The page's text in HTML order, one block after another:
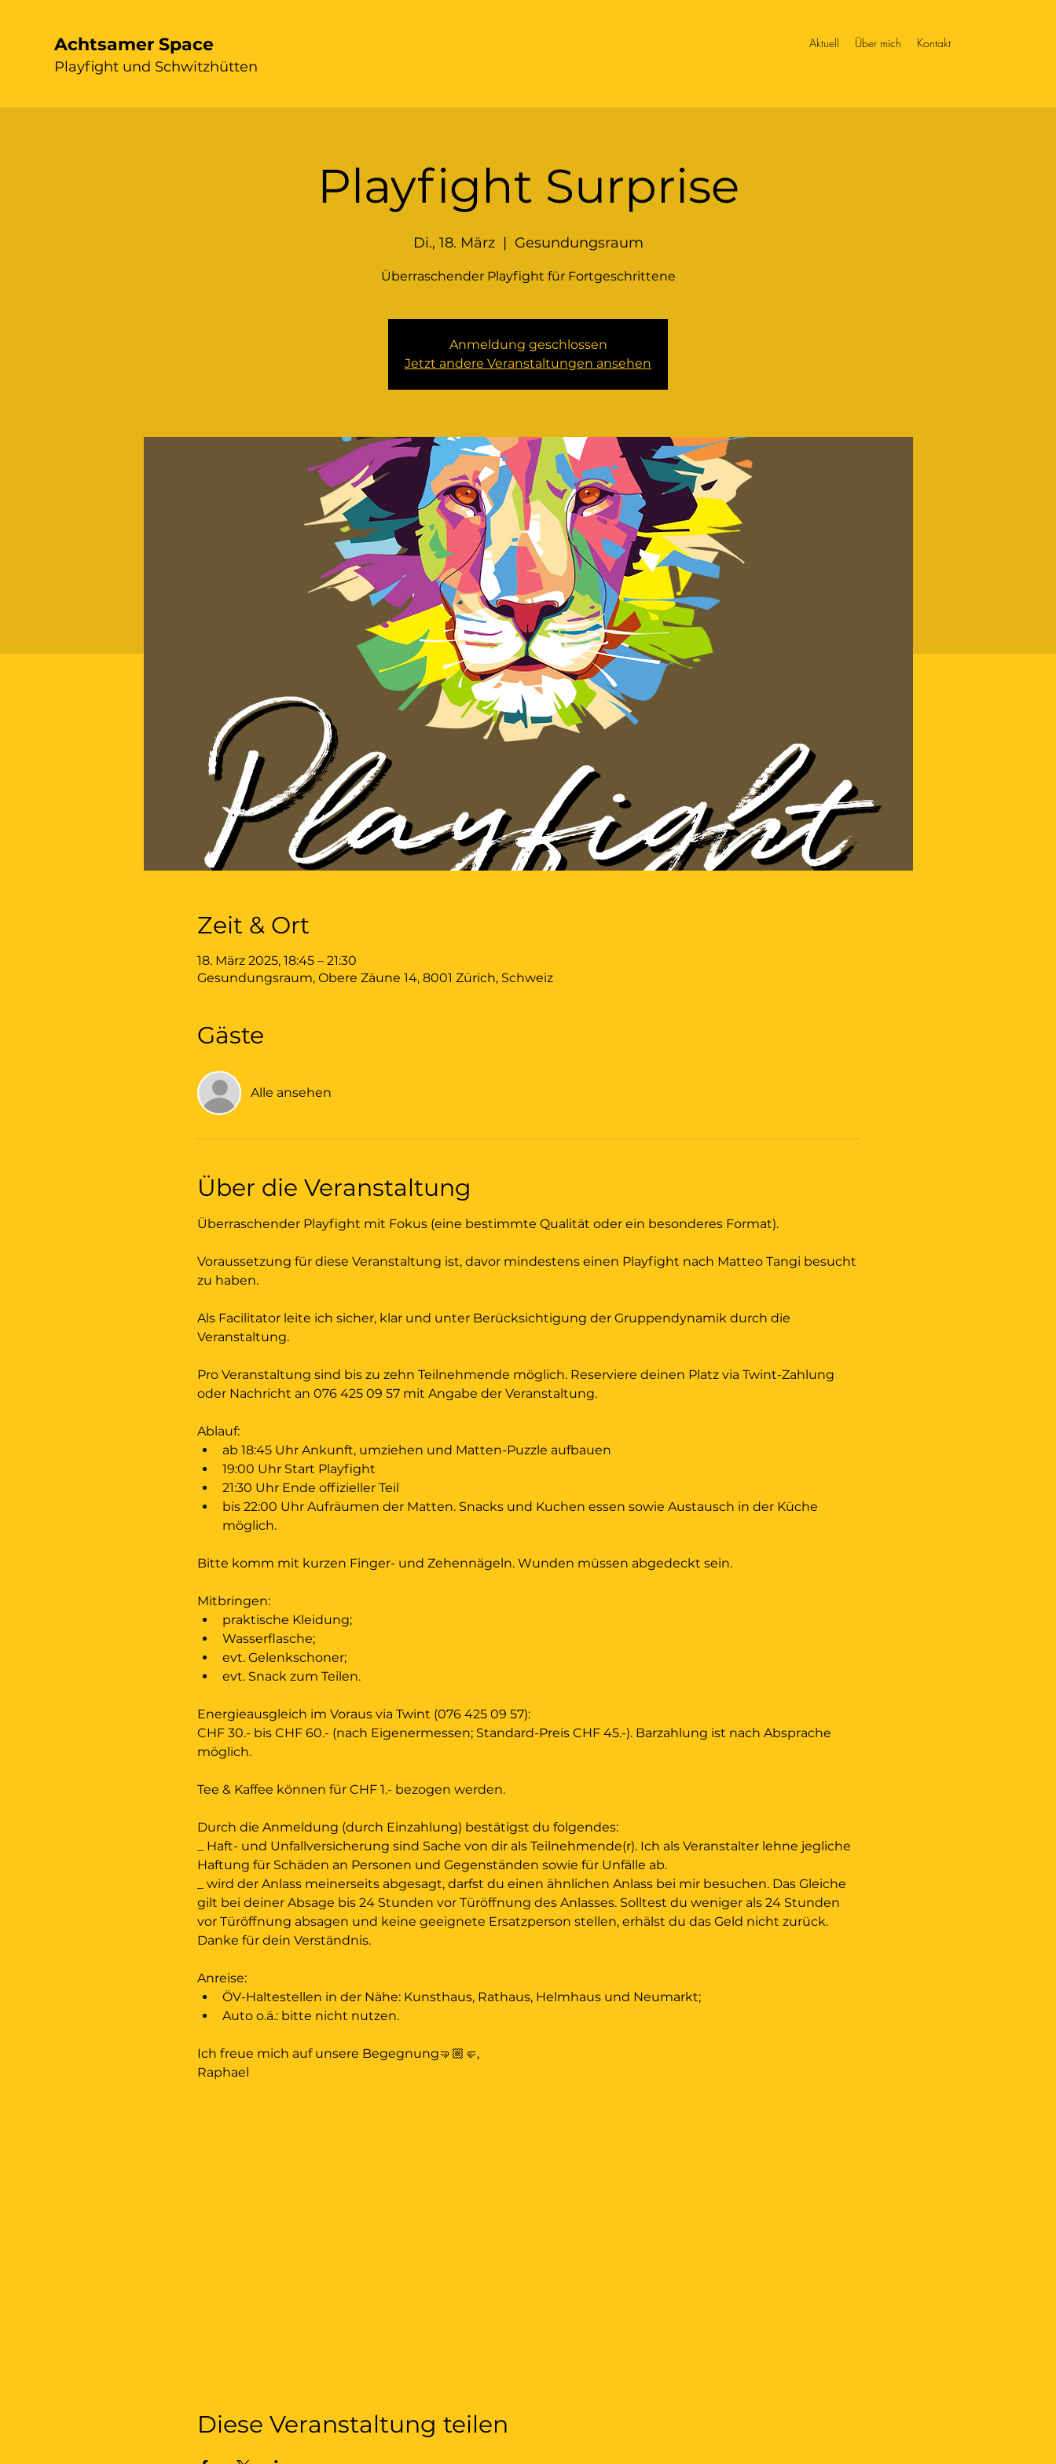
Achtsamer Space
Playfight und Schwitzhütten
Aktuell Über mich Kontakt
Playfight Surprise
Di., 18. März
  |
Gesundungsraum
Überraschender Playfight für Fortgeschrittene
Anmeldung geschlossen
Jetzt andere Veranstaltungen ansehen
Zeit & Ort
18. März 2025, 18:45 – 21:30
Gesundungsraum, Obere Zäune 14, 8001 Zürich, Schweiz
Gäste
Alle ansehen
Über die Veranstaltung
Überraschender Playfight mit Fokus (eine bestimmte Qualität oder ein besonderes Format).
Voraussetzung für diese Veranstaltung ist, davor mindestens einen Playfight nach Matteo Tangi besucht
zu haben.
Als Facilitator leite ich sicher, klar und unter Berücksichtigung der Gruppendynamik durch die
Veranstaltung.
Pro Veranstaltung sind bis zu zehn Teilnehmende möglich. Reserviere deinen Platz via Twint-Zahlung
oder Nachricht an 076 425 09 57 mit Angabe der Veranstaltung.
Ablauf:
ab 18:45 Uhr Ankunft, umziehen und Matten-Puzzle aufbauen
19:00 Uhr Start Playfight
21:30 Uhr Ende offizieller Teil
bis 22:00 Uhr Aufräumen der Matten. Snacks und Kuchen essen sowie Austausch in der Küche
möglich.
Bitte komm mit kurzen Finger- und Zehennägeln. Wunden müssen abgedeckt sein.
Mitbringen:
praktische Kleidung;
Wasserflasche;
evt. Gelenkschoner;
evt. Snack zum Teilen.
Energieausgleich im Voraus via Twint (076 425 09 57):
CHF 30.- bis CHF 60.- (nach Eigenermessen; Standard-Preis CHF 45.-). Barzahlung ist nach Absprache
möglich.
Tee & Kaffee können für CHF 1.- bezogen werden.
Durch die Anmeldung (durch Einzahlung) bestätigst du folgendes:
_ Haft- und Unfallversicherung sind Sache von dir als Teilnehmende(r). Ich als Veranstalter lehne jegliche
Haftung für Schäden an Personen und Gegenständen sowie für Unfälle ab.
_ wird der Anlass meinerseits abgesagt, darfst du einen ähnlichen Anlass bei mir besuchen. Das Gleiche
gilt bei deiner Absage bis 24 Stunden vor Türöffnung des Anlasses. Solltest du weniger als 24 Stunden
vor Türöffnung absagen und keine geeignete Ersatzperson stellen, erhälst du das Geld nicht zurück.
Danke für dein Verständnis.
Anreise:
ÖV-Haltestellen in der Nähe: Kunsthaus, Rathaus, Helmhaus und Neumarkt;
Auto o.ä.: bitte nicht nutzen.
Ich freue mich auf unsere Begegnung🤜🏼🤛,
Raphael
Diese Veranstaltung teilen